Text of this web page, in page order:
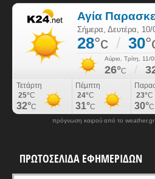
πρόγνωση καιρού από το weather.gr
ΠΡΩΤΟΣΕΛΙΔΑ ΕΦΗΜΕΡΙΔΩΝ